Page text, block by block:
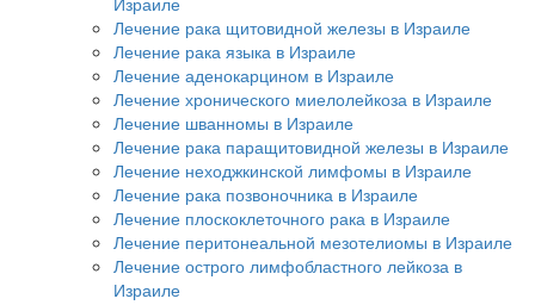
Лечение рака щитовидной железы в Израиле
Лечение рака языка в Израиле
Лечение аденокарцином в Израиле
Лечение хронического миелолейкоза в Израиле
Лечение шванномы в Израиле
Лечение рака паращитовидной железы в Израиле
Лечение неходжкинской лимфомы в Израиле
Лечение рака позвоночника в Израиле
Лечение плоскоклеточного рака в Израиле
Лечение перитонеальной мезотелиомы в Израиле
Лечение острого лимфобластного лейкоза в
Израиле